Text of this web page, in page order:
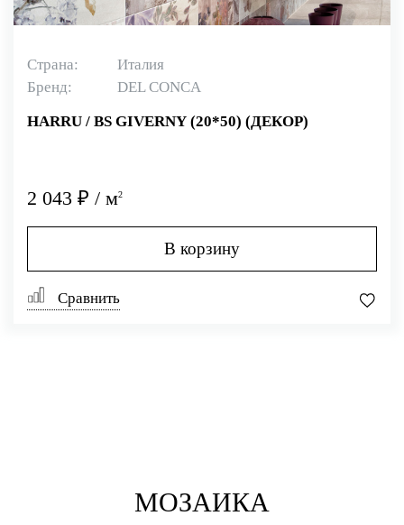
Страна:
Италия
Бренд:
DEL CONCA
HARRU / BS GIVERNY (20*50) (ДЕКОР)
2 043 ₽ / м2
В корзину
Сравнить
МОЗАИКА